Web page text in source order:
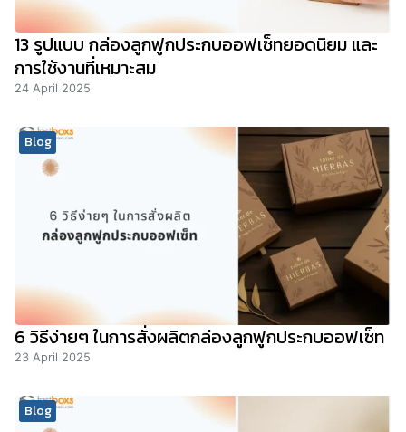
13 รูปแบบ กล่องลูกฟูกประกบออฟเซ็ทยอดนิยม และ
การใช้งานที่เหมาะสม
24 April 2025
Blog
6 วิธีง่ายๆ ในการสั่งผลิตกล่องลูกฟูกประกบออฟเซ็ท
23 April 2025
Blog